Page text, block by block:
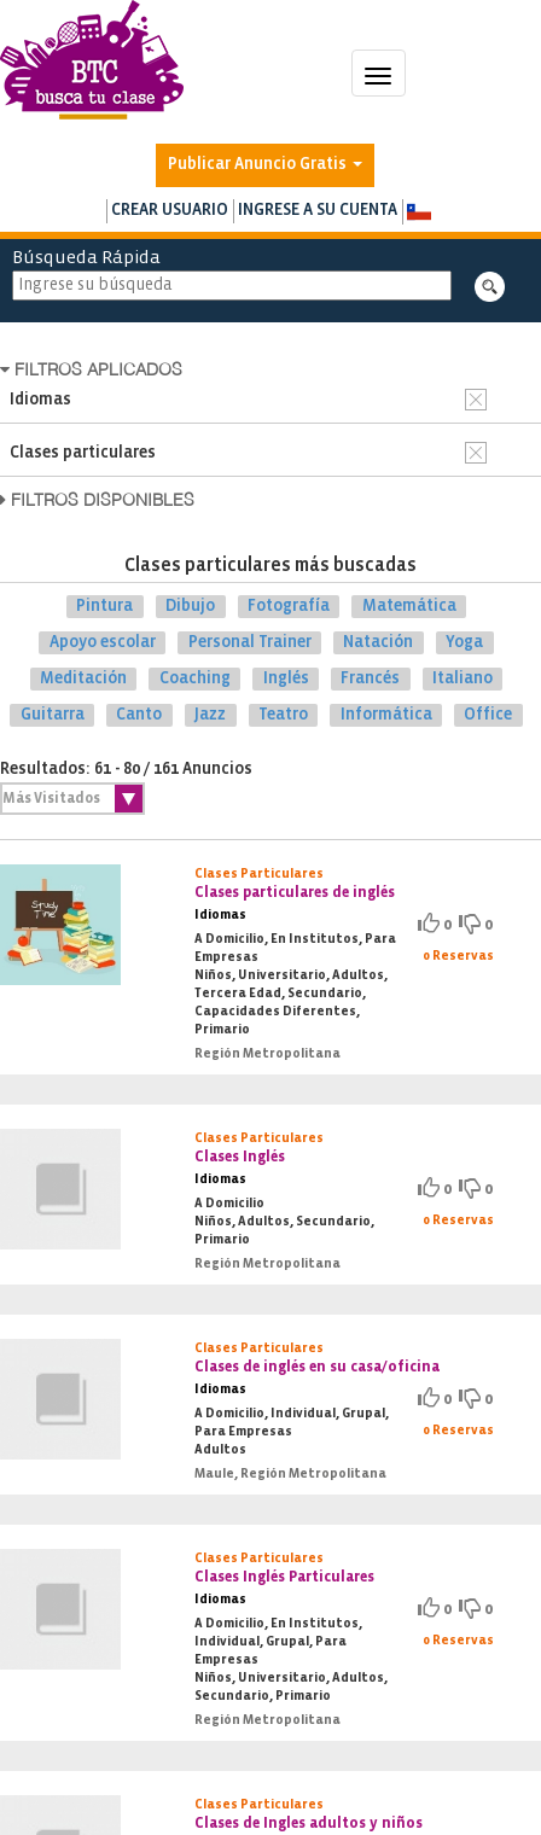
Toggle
navigation
Publicar Anuncio Gratis
CREAR USUARIO INGRESE A SU CUENTA
Búsqueda Rápida
FILTROS APLICADOS
Idiomas
Clases particulares
FILTROS DISPONIBLES
Clases particulares más buscadas
Pintura Dibujo Fotografía Matemática
Apoyo escolar Personal Trainer Natación Yoga
Meditación Coaching Inglés Francés Italiano
Guitarra Canto Jazz Teatro Informática Office
Resultados: 61 - 80 / 161 Anuncios
Clases Particulares
Clases particulares de inglés
Idiomas
A Domicilio, En Institutos, Para
Empresas
Niños, Universitario, Adultos,
Tercera Edad, Secundario,
Capacidades Diferentes,
Primario
Región Metropolitana
0 0
0 Reservas
Clases Particulares
Clases Inglés
Idiomas
A Domicilio
Niños, Adultos, Secundario,
Primario
Región Metropolitana
0 0
0 Reservas
Clases Particulares
Clases de inglés en su casa/oficina
Idiomas
A Domicilio, Individual, Grupal,
Para Empresas
Adultos
Maule, Región Metropolitana
0 0
0 Reservas
Clases Particulares
Clases Inglés Particulares
Idiomas
A Domicilio, En Institutos,
Individual, Grupal, Para
Empresas
Niños, Universitario, Adultos,
Secundario, Primario
Región Metropolitana
0 0
0 Reservas
Clases Particulares
Clases de Ingles adultos y niños